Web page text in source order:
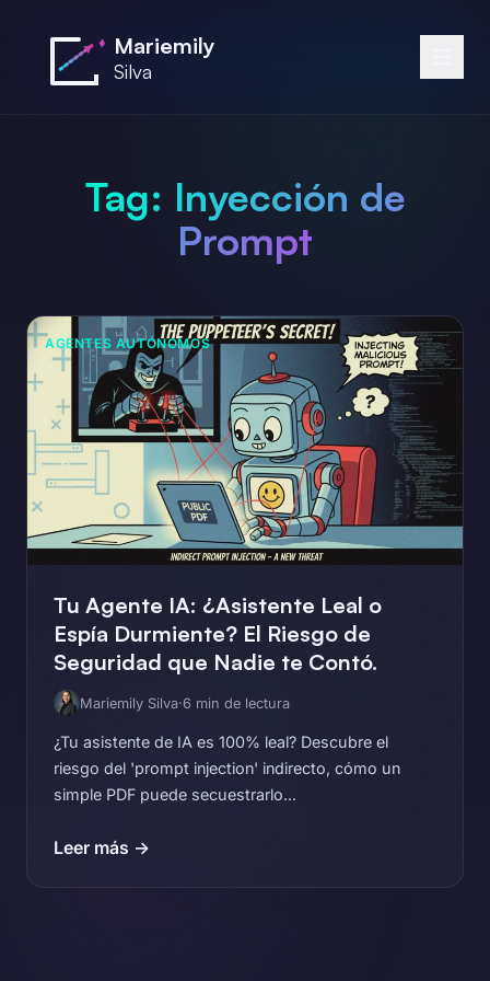
Mariemily
Silva
Tag: Inyección de
Prompt
AGENTES AUTÓNOMOS
Tu Agente IA: ¿Asistente Leal o
Espía Durmiente? El Riesgo de
Seguridad que Nadie te Contó.
Mariemily Silva·6 min de lectura
¿Tu asistente de IA es 100% leal? Descubre el
riesgo del 'prompt injection' indirecto, cómo un
simple PDF puede secuestrarlo...
Leer más →